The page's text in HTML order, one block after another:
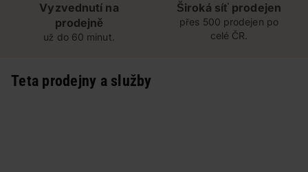
Vyzvednutí na
prodejně
už do 60 minut.
Široká síť prodejen
přes 500 prodejen po
celé ČR.
Teta prodejny a služby